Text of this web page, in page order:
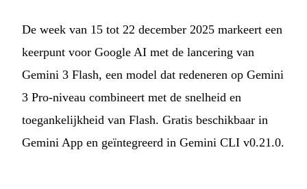
De week van 15 tot 22 december 2025 markeert een
keerpunt voor Google AI met de lancering van
Gemini 3 Flash, een model dat redeneren op Gemini
3 Pro-niveau combineert met de snelheid en
toegankelijkheid van Flash. Gratis beschikbaar in
Gemini App en geïntegreerd in Gemini CLI v0.21.0.